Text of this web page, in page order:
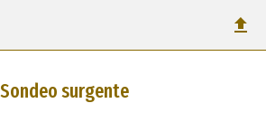
Sondeo surgente